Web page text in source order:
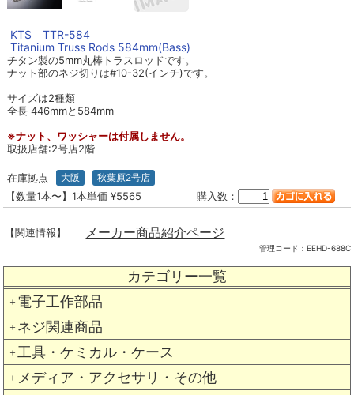
カテゴリー一覧
＋ 電子工作部品
＋ ネジ関連商品
＋ 工具・ケミカル・ケース
＋ メディア・アクセサリ・その他
KTS TTR-584
Titanium Truss Rods 584mm(Bass)
チタン製の5mm丸棒トラスロッドです。
ナット部のネジ切りは#10-32(インチ)です。
サイズは2種類
全長 446mmと584mm
※ナット、ワッシャーは付属しません。
取扱店舗:2号店2階
在庫拠点 大阪 秋葉原2号店
【数量1本〜】1本単価 ¥5565 購入数：
【関連情報】 メーカー商品紹介ページ
管理コード： EEHD-688C